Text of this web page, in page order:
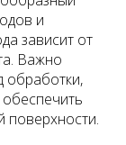
и
зависит от
Важно
обработки,
поверхности.